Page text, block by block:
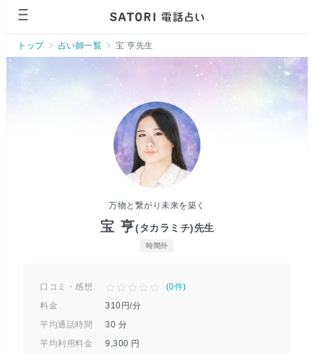
トップ 占い師一覧 宝 亨先生
万物と繋がり未来を築く
宝 亨(タカラミチ)先生
時間外
口コミ・感想 (0件)
料金
310 円/分
平均通話時間
30 分
平均利用料金
9,300 円